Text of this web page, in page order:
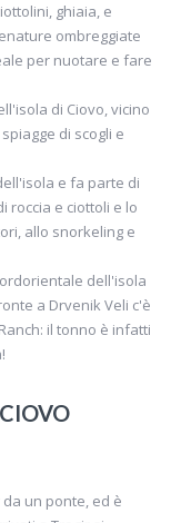
ghiaia, e
ombreggiate
per nuotare e fare
di Ciovo, vicino
di scogli e
e fa parte di
roccia e ciottoli e lo
allo snorkeling e
dell'isola
a Drvenik Veli c'è
il tonno è infatti
un ponte, ed è